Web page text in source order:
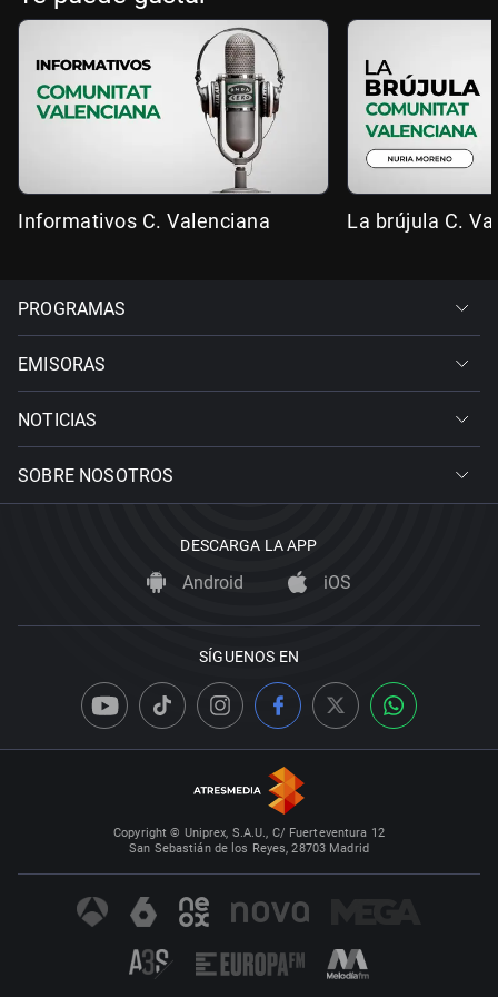
Informativos C. Valenciana La brújula C.
PROGRAMAS
EMISORAS
NOTICIAS
SOBRE NOSOTROS
DESCARGA LA APP
Android iOS
SÍGUENOS EN
Copyright © Uniprex, S.A.U., C/ Fuerteventura 12
San Sebastián de los Reyes, 28703 Madrid